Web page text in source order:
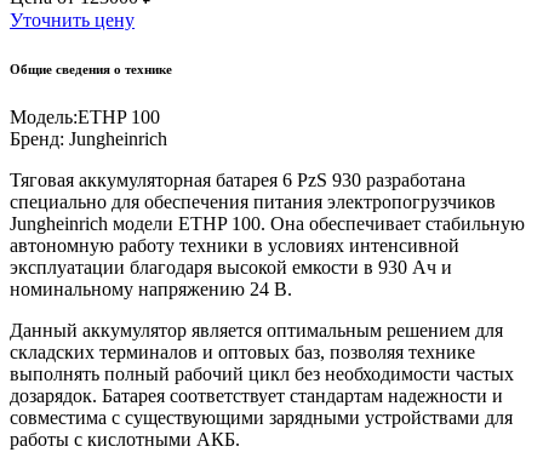
Уточнить цену
Общие сведения о технике
Модель:ETHP 100
Бренд: Jungheinrich
Тяговая аккумуляторная батарея 6 PzS 930 разработана
специально для обеспечения питания электропогрузчиков
Jungheinrich модели ETHP 100. Она обеспечивает стабильную
автономную работу техники в условиях интенсивной
эксплуатации благодаря высокой емкости в 930 Ач и
номинальному напряжению 24 В.
Данный аккумулятор является оптимальным решением для
складских терминалов и оптовых баз, позволяя технике
выполнять полный рабочий цикл без необходимости частых
дозарядок. Батарея соответствует стандартам надежности и
совместима с существующими зарядными устройствами для
работы с кислотными АКБ.